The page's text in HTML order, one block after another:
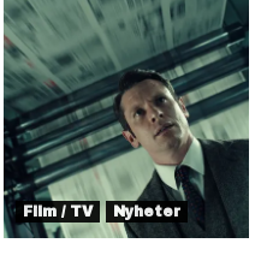
Film / TV Nyheter